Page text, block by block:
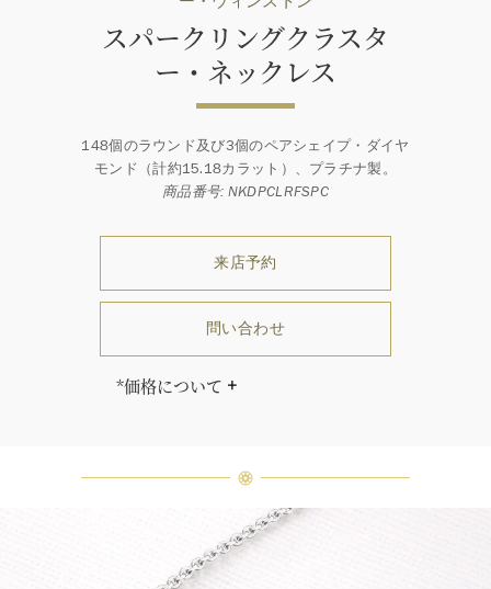
スパークリングクラスタ
ー・ネックレス
148個のラウンド及び3個のペアシェイプ・ダイヤ
モンド（計約15.18カラット）、プラチナ製。
商品番号: NKDPCLRFSPC
来店予約
問い合わせ
*価格について
ウィンストンによって厳選された最
高品質のダイヤモンド及びジェムス
トーンは、ひとつひとつが唯一無二
の個性を有する天然の素材であるた
め、同製品間においてカラットおよ